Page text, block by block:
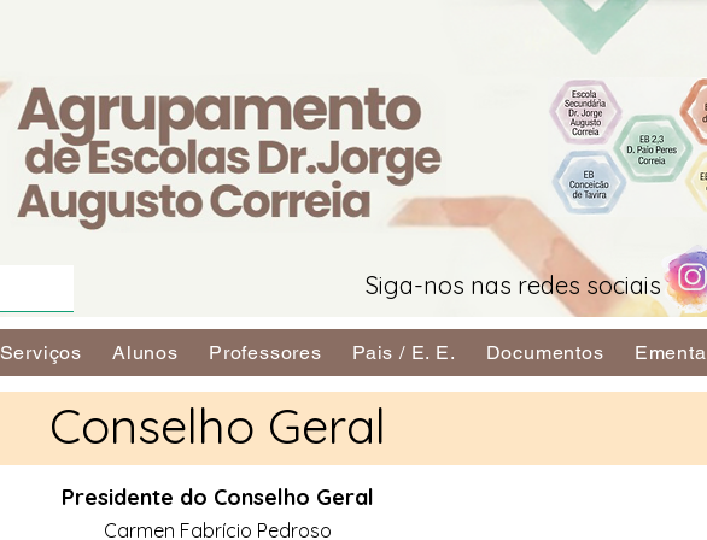
Siga-nos nas redes sociais
Serviços Alunos Professores Pais / E. E. Documentos Ementa
Conselho Geral
Presidente do Conselho Geral
Carmen Fabrício Pedroso